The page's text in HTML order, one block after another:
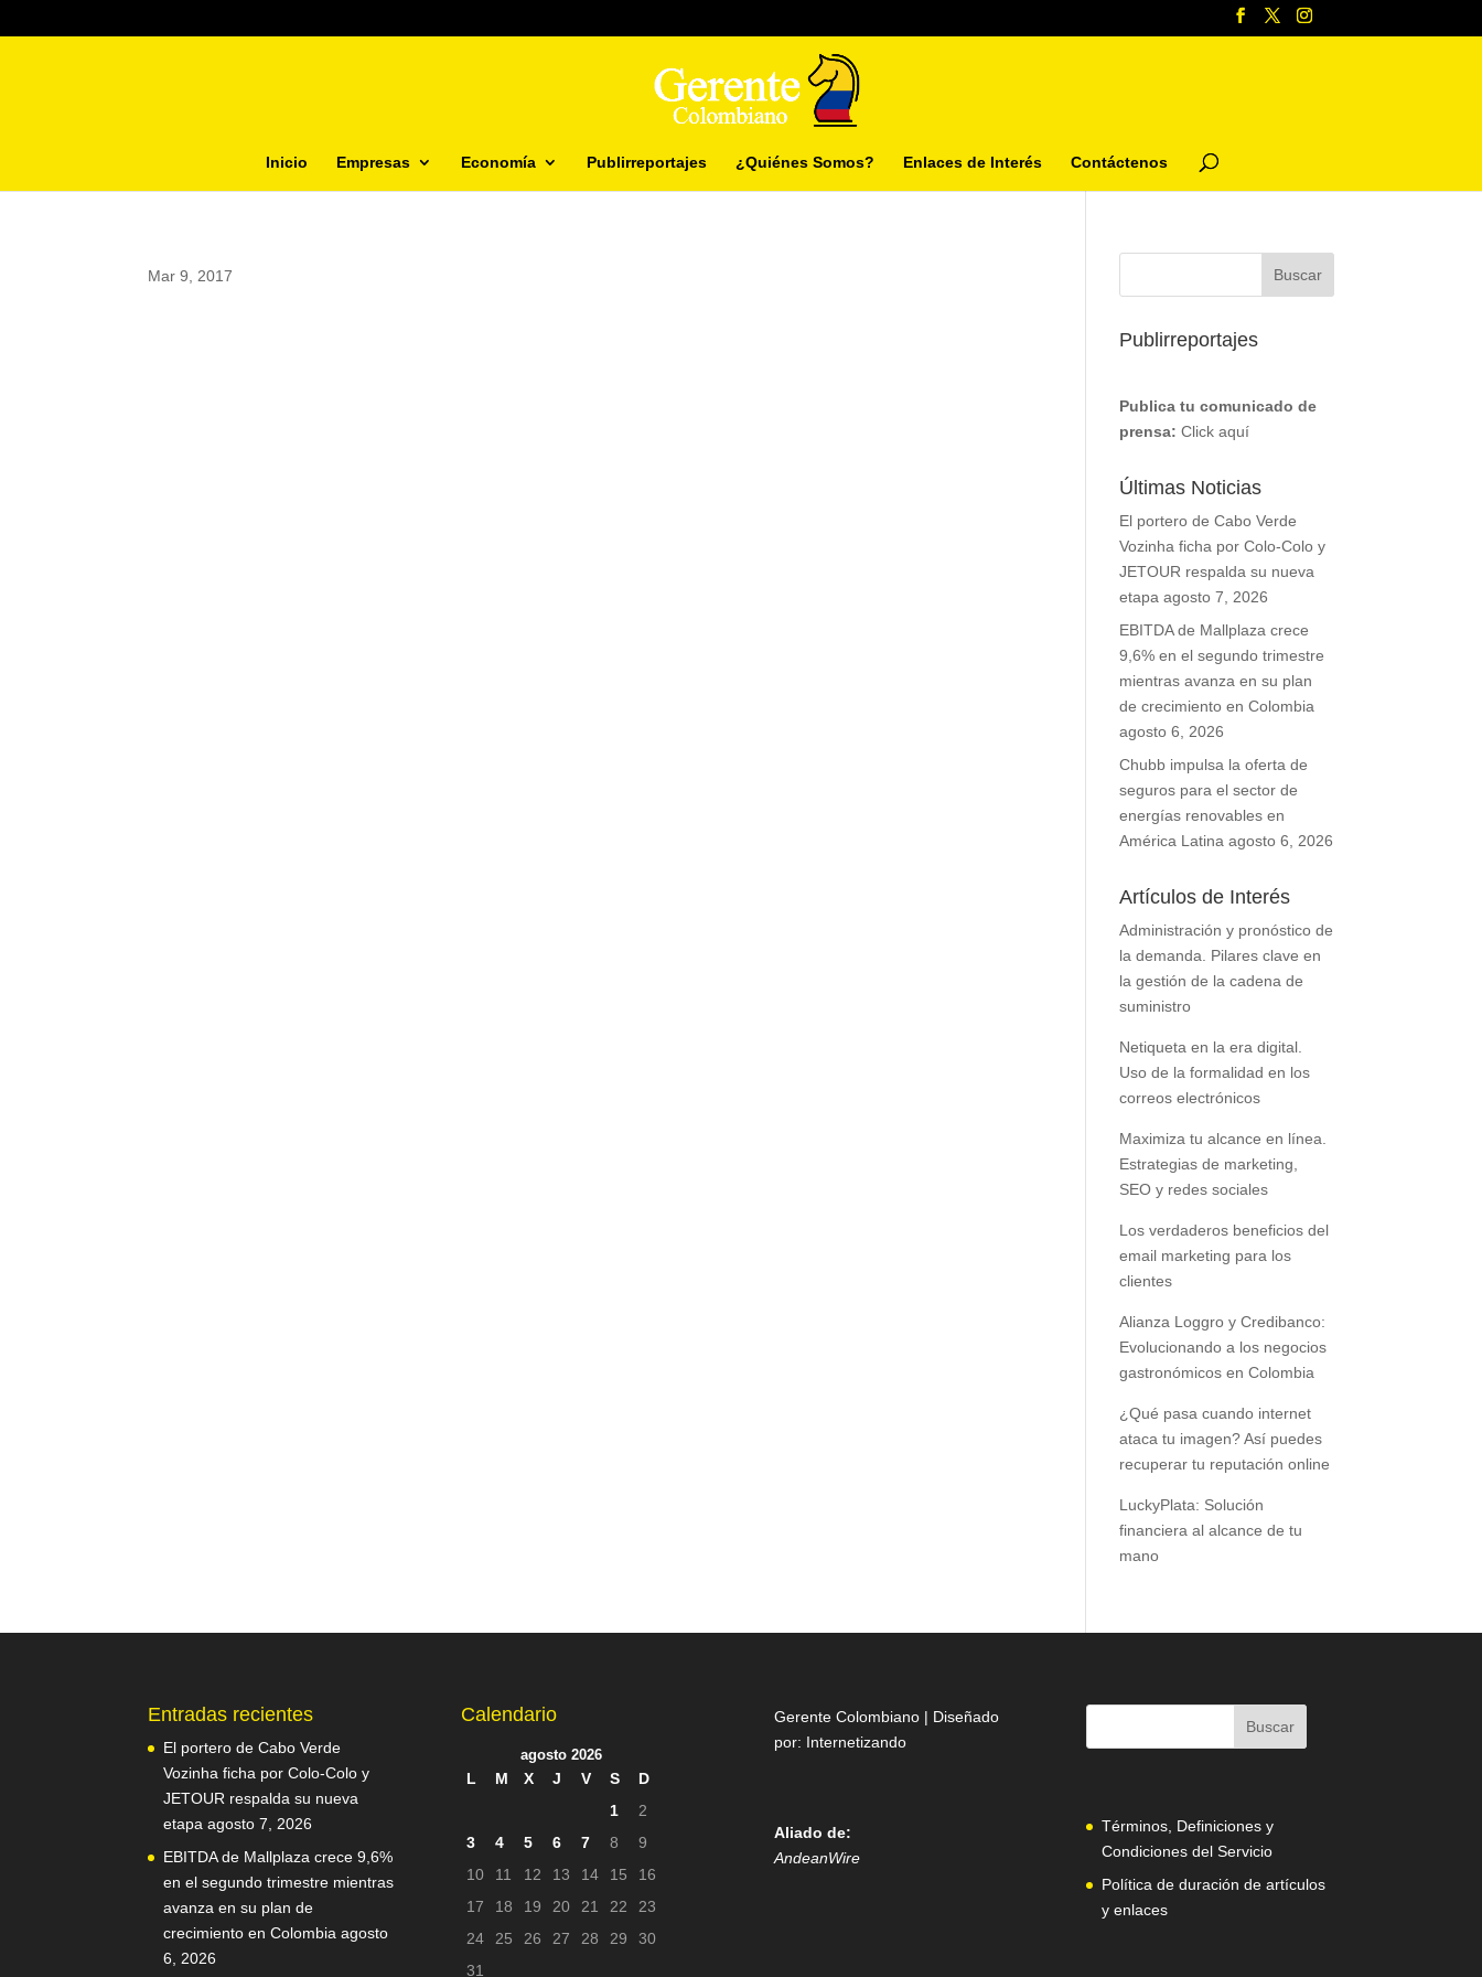
Inicio Empresas Economía Publirreportajes ¿Quiénes Somos? Enlaces de Interés Contáctenos
Mar 9, 2017
Publirreportajes
Publica tu comunicado de
prensa: Click aquí
Últimas Noticias
El portero de Cabo Verde
Vozinha ficha por Colo-Colo y
JETOUR respalda su nueva
etapa agosto 7, 2026
EBITDA de Mallplaza crece
9,6% en el segundo trimestre
mientras avanza en su plan
de crecimiento en Colombia
agosto 6, 2026
Chubb impulsa la oferta de
seguros para el sector de
energías renovables en
América Latina agosto 6, 2026
Artículos de Interés
Administración y pronóstico de
la demanda. Pilares clave en
la gestión de la cadena de
suministro
Netiqueta en la era digital.
Uso de la formalidad en los
correos electrónicos
Maximiza tu alcance en línea.
Estrategias de marketing,
SEO y redes sociales
Los verdaderos beneficios del
email marketing para los
clientes
Alianza Loggro y Credibanco:
Evolucionando a los negocios
gastronómicos en Colombia
¿Qué pasa cuando internet
ataca tu imagen? Así puedes
recuperar tu reputación online
LuckyPlata: Solución
financiera al alcance de tu
mano
Entradas recientes
El portero de Cabo Verde
Vozinha ficha por Colo-Colo y
JETOUR respalda su nueva
etapa agosto 7, 2026
EBITDA de Mallplaza crece 9,6%
en el segundo trimestre mientras
avanza en su plan de
crecimiento en Colombia agosto
6, 2026
Calendario
agosto 2026
L M X J V S
D
1
2
3
4 5 6 7 8
9
10
11 12 13 14 15
16
17
18 19 20 21 22
23
24
25 26 27 28 29
30
31
Gerente Colombiano | Diseñado
por: Internetizando
Aliado de:
AndeanWire
Términos, Definiciones y
Condiciones del Servicio
Política de duración de artículos
y enlaces